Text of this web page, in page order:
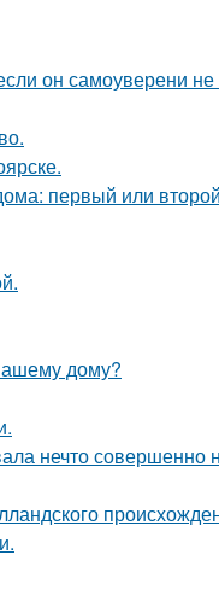
он самоуверени
первый или
дому?
нечто